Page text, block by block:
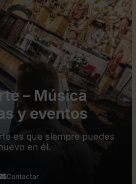
– Música
y eventos
es que siempre puedes
en él.
Contactar